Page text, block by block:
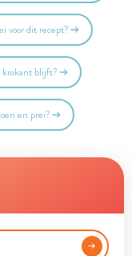
voor dit recept?
krokant blijft?
en prei?